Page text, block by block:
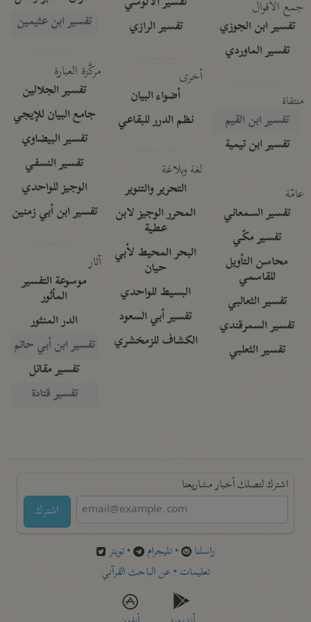
جمع الأقوال
تفسير ابن الجوزي
تفسير الماوردي
منتقاة
تفسير ابن القيم
تفسير ابن تيمية
عامّة
تفسير السمعاني
تفسير مكّي
محاسن التأويل
للقاسمي
تفسير الثعالبي
تفسير السمرقندي
تفسير الثعلبي
تفسير الرازي
أخرى
أضواء البيان
نظم الدرر للبقاعي
لغة وبلاغة
التحرير والتنوير
المحرر الوجيز لابن
عطية
البحر المحيط لأبي
حيان
البسيط للواحدي
تفسير أبي السعود
الكشاف للزمخشري
تفسير ابن عثيمين
مركَّزة العبارة
تفسير الجلالين
جامع البيان للإيجي
تفسير البيضاوي
تفسير النسفي
الوجيز للواحدي
تفسير ابن أبي زمنين
آثار
موسوعة التفسير
المأثور
الدر المنثور
تفسير ابن أبي حاتم
تفسير مقاتل
تفسير قتادة
اشترك لتصلك أخبار مشاريعنا
اشترك
راسلنا •تليجرام •تويتر
تعليمات •عن الباحث القرآني